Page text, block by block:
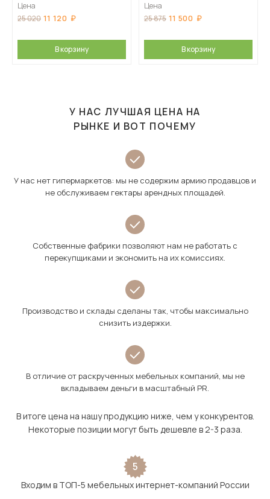
Цена
25 020 11 120
В корзину
Цена
25 875 11 500
В корзину
У НАС ЛУЧШАЯ ЦЕНА НА
РЫНКЕ И ВОТ ПОЧЕМУ
У нас нет гипермаркетов: мы не содержим армию продавцов и
не обслуживаем гектары арендных площадей.
Собственные фабрики позволяют нам не работать с
перекупщиками и экономить на их комиссиях.
Производство и склады сделаны так, чтобы максимально
снизить издержки.
В отличие от раскрученных мебельных компаний, мы не
вкладываем деньги в масштабный PR.
В итоге цена на нашу продукцию ниже, чем у конкурентов.
Некоторые позиции могут быть дешевле в 2-3 раза.
5
Входим в ТОП-5 мебельных интернет-компаний России